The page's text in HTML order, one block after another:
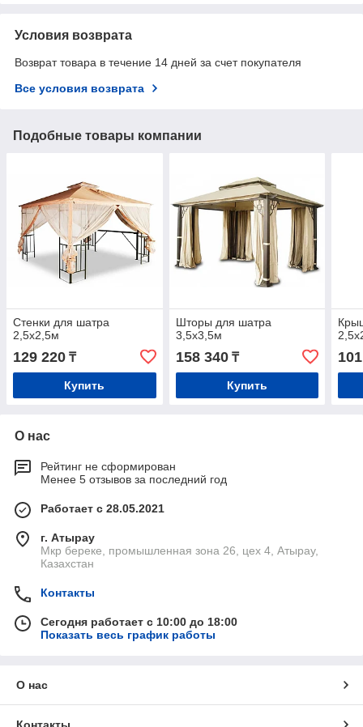
Условия возврата
Возврат товара в течение 14 дней за счет покупателя
Все условия возврата
Подобные товары компании
Стенки для шатра
2,5x2,5м
129 220 ₸
Купить
Шторы для шатра
3,5x3,5м
158 340₸
Купить
О нас
Рейтинг не сформирован
Менее 5 отзывов за последний год
Работает с 28.05.2021
г. Атырау
Мкр береке, промышленная зона 26, цех 4, Атырау,
Казахстан
Контакты
Сегодня работает с 10:00 до 18:00
Показать весь график работы
О нас